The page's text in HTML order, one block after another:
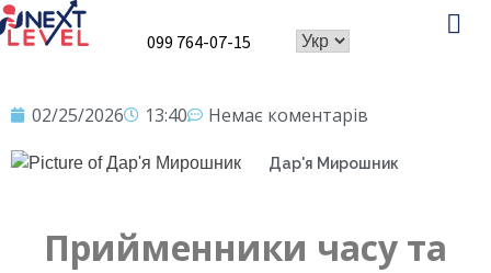
099 764-07-15
02/25/2026 13:40 Немає коментарів
Дар'я Мирошник
Прийменники часу та